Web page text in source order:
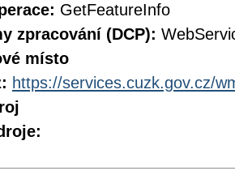
GetFeatureInfo
zpracování (DCP):
místo
https://services.cuzk.gov.cz/